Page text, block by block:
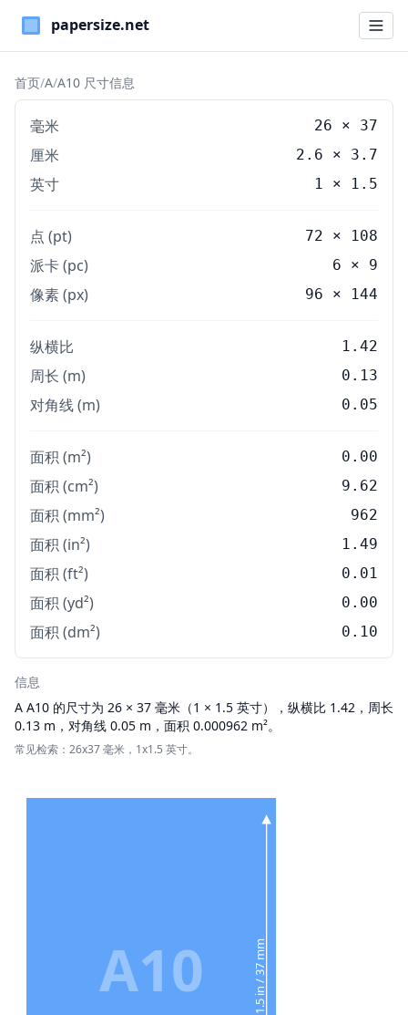
Paper Sizes
首页/A/A10 尺寸信息
毫米 26 × 37
厘米 2.6 × 3.7
英寸 1 × 1.5
点 (pt) 72 × 108
派卡 (pc) 6 × 9
像素 (px) 96 × 144
纵横比 1.42
周长 (m) 0.13
对角线 (m) 0.05
面积 (m²) 0.00
面积 (cm²) 9.62
面积 (mm²) 962
面积 (in²) 1.49
面积 (ft²) 0.01
面积 (yd²) 0.00
面积 (dm²) 0.10
信息
A A10 的尺寸为 26 × 37 毫米（1 × 1.5 英寸），纵横比 1.42，周长
0.13 m，对角线 0.05 m，面积 0.000962 m²。
常见检索：26x37 毫米，1x1.5 英寸。
1.5 in / 37 mm
A10